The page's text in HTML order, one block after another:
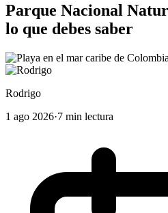
Parque Nacional
lo que debes saber
Rodrigo
1 ago 2026·7 min lectura